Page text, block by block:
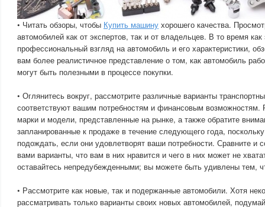
• Читать обзоры, чтобы Купить машину хорошего качества.
автомобилей как от экспертов, так и от владельцев. В то время
профессиональный взгляд на автомобиль и его характеристики,
вам более реалистичное представление о том, как автомобиль
могут быть полезными в процессе покупки.
• Оглянитесь вокруг, рассмотрите различные варианты
соответствуют вашим потребностям и финансовым возможностям.
марки и модели, представленные на рынке, а также обратите
запланированные к продаже в течение следующего года,
подождать, если они удовлетворят ваши потребности. Сравните и
вами варианты, что вам в них нравится и чего в них может не
оставайтесь непредубежденными; вы можете быть удивлены тем,
• Рассмотрите как новые, так и подержанные автомобили. Хотя
рассматривать только варианты своих новых автомобилей,